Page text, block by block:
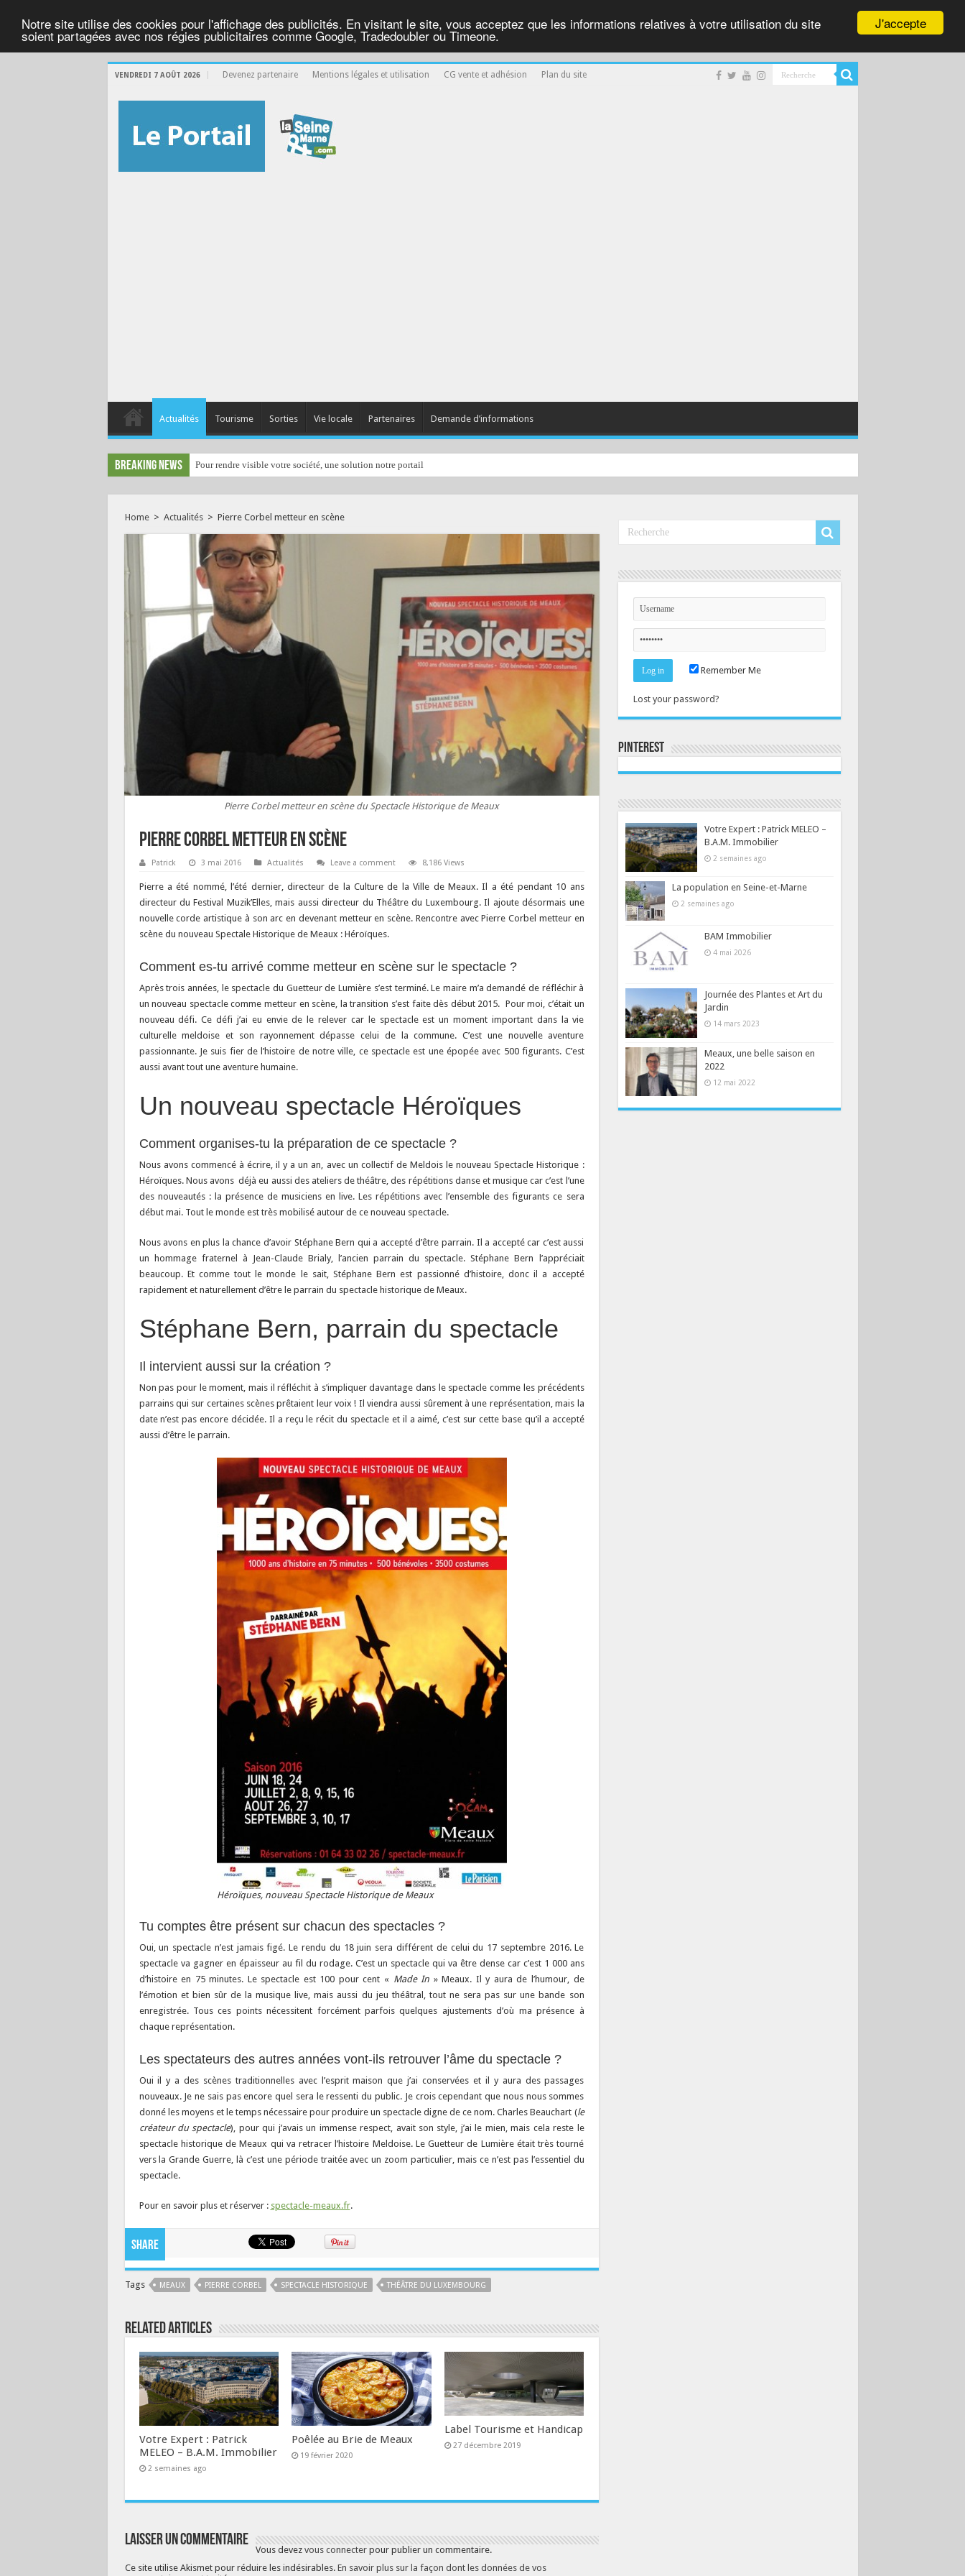
J'accepte
Notre site utilise des cookies pour l'affichage des publicités. En visitant le site, vous acceptez que les informations relatives à votre utilisation du site
soient partagées avec nos régies publicitaires comme Google, Tradedoubler ou Timeone.
VENDREDI 7 AOÛT 2026 Devenez partenaire Mentions légales et utilisation CG vente et adhésion Plan du site
Actualités Tourisme Sorties Vie locale Partenaires Demande d’informations
Breaking News Pour rendre visible votre société, une solution notre portail
Home > Actualités > Pierre Corbel metteur en scène
Pierre Corbel metteur en scène du Spectacle Historique de Meaux
Pierre Corbel metteur en scène
Patrick 3 mai 2016 Actualités Leave a comment 8,186 Views
Pierre a été nommé, l’été dernier, directeur de la Culture de la Ville de Meaux. Il a été pendant 10 ans
directeur du Festival Muzik’Elles, mais aussi directeur du Théâtre du Luxembourg. Il ajoute désormais une
nouvelle corde artistique à son arc en devenant metteur en scène. Rencontre avec Pierre Corbel metteur en
scène du nouveau Spectale Historique de Meaux : Héroïques.
Comment es-tu arrivé comme metteur en scène sur le spectacle ?
Après trois années, le spectacle du Guetteur de Lumière s’est terminé. Le maire m’a demandé de réfléchir à
un nouveau spectacle comme metteur en scène, la transition s’est faite dès début 2015. Pour moi, c’était un
nouveau défi. Ce défi j’ai eu envie de le relever car le spectacle est un moment important dans la vie
culturelle meldoise et son rayonnement dépasse celui de la commune. C’est une nouvelle aventure
passionnante. Je suis fier de l’histoire de notre ville, ce spectacle est une épopée avec 500 figurants. C’est
aussi avant tout une aventure humaine.
Un nouveau spectacle Héroïques
Comment organises-tu la préparation de ce spectacle ?
Nous avons commencé à écrire, il y a un an, avec un collectif de Meldois le nouveau Spectacle Historique :
Héroïques. Nous avons déjà eu aussi des ateliers de théâtre, des répétitions danse et musique car c’est l’une
des nouveautés : la présence de musiciens en live. Les répétitions avec l’ensemble des figurants ce sera
début mai. Tout le monde est très mobilisé autour de ce nouveau spectacle.
Nous avons en plus la chance d’avoir Stéphane Bern qui a accepté d’être parrain. Il a accepté car c’est aussi
un hommage fraternel à Jean-Claude Brialy, l’ancien parrain du spectacle. Stéphane Bern l’appréciait
beaucoup. Et comme tout le monde le sait, Stéphane Bern est passionné d’histoire, donc il a accepté
rapidement et naturellement d’être le parrain du spectacle historique de Meaux.
Stéphane Bern, parrain du spectacle
Il intervient aussi sur la création ?
Non pas pour le moment, mais il réfléchit à s’impliquer davantage dans le spectacle comme les précédents
parrains qui sur certaines scènes prêtaient leur voix ! Il viendra aussi sûrement à une représentation, mais la
date n’est pas encore décidée. Il a reçu le récit du spectacle et il a aimé, c’est sur cette base qu’il a accepté
aussi d’être le parrain.
Héroïques, nouveau Spectacle Historique de Meaux
Tu comptes être présent sur chacun des spectacles ?
Oui, un spectacle n’est jamais figé. Le rendu du 18 juin sera différent de celui du 17 septembre 2016. Le
spectacle va gagner en épaisseur au fil du rodage. C’est un spectacle qui va être dense car c’est 1 000 ans
d’histoire en 75 minutes. Le spectacle est 100 pour cent « Made In » Meaux. Il y aura de l’humour, de
l’émotion et bien sûr de la musique live, mais aussi du jeu théâtral, tout ne sera pas sur une bande son
enregistrée. Tous ces points nécessitent forcément parfois quelques ajustements d’où ma présence à
chaque représentation.
Les spectateurs des autres années vont-ils retrouver l’âme du spectacle ?
Oui il y a des scènes traditionnelles avec l’esprit maison que j’ai conservées et il y aura des passages
nouveaux. Je ne sais pas encore quel sera le ressenti du public. Je crois cependant que nous nous sommes
donné les moyens et le temps nécessaire pour produire un spectacle digne de ce nom. Charles Beauchart (le
créateur du spectacle), pour qui j’avais un immense respect, avait son style, j’ai le mien, mais cela reste le
spectacle historique de Meaux qui va retracer l’histoire Meldoise. Le Guetteur de Lumière était très tourné
vers la Grande Guerre, là c’est une période traitée avec un zoom particulier, mais ce n’est pas l’essentiel du
spectacle.
Pour en savoir plus et réserver : spectacle-meaux.fr.
Share
Tags MEAUX PIERRE CORBEL SPECTACLE HISTORIQUE THÉÂTRE DU LUXEMBOURG
Related Articles
Votre Expert : Patrick
MELEO – B.A.M. Immobilier
2 semaines ago
Poêlée au Brie de Meaux
19 février 2020
Label Tourisme et Handicap
27 décembre 2019
Laisser un commentaire
Vous devez vous connecterpour publier un commentaire.
Ce site utilise Akismet pour réduire les indésirables. En savoir plus sur la façon dont les données de vos
Remember Me
Lost your password?
Pinterest
Votre Expert : Patrick MELEO –
B.A.M. Immobilier
2 semaines ago
La population en Seine-et-Marne
2 semaines ago
BAM Immobilier
4 mai 2026
Journée des Plantes et Art du
Jardin
14 mars 2023
Meaux, une belle saison en
2022
12 mai 2022